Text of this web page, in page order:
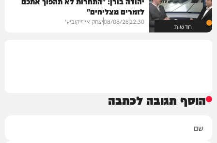
חדשות
לזמרים מצליחים"
22:30
08/08/26יצחק אייזיקוביץ'
הוסף תגובה לכתבה